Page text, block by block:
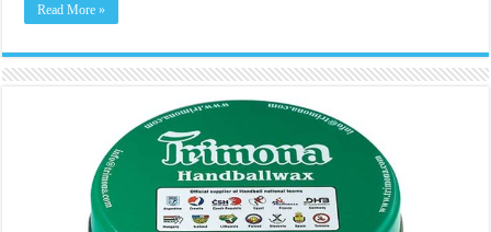
Read More »